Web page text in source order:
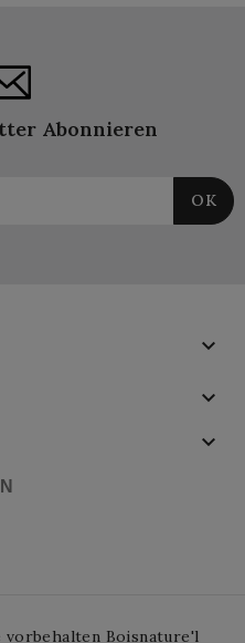
Abonnieren



vorbehalten Boisnature'l